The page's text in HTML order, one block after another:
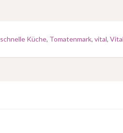
schnelle Küche, Tomatenmark, vital,